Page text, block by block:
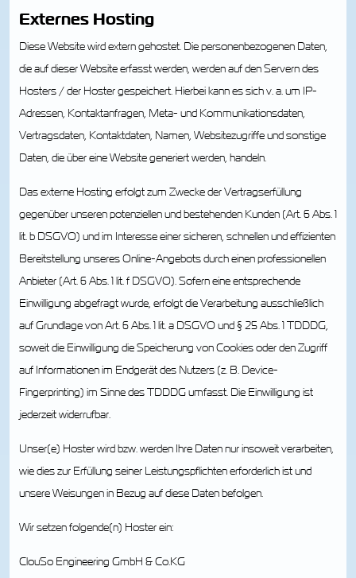
Externes Hosting
Diese Website wird extern gehostet. Die personenbezogenen Daten,
die auf dieser Website erfasst werden, werden auf den Servern des
Hosters / der Hoster gespeichert. Hierbei kann es sich v. a. um IP-
Adressen, Kontaktanfragen, Meta- und Kommunikationsdaten,
Vertragsdaten, Kontaktdaten, Namen, Websitezugriffe und sonstige
Daten, die über eine Website generiert werden, handeln.
Das externe Hosting erfolgt zum Zwecke der Vertragserfüllung
gegenüber unseren potenziellen und bestehenden Kunden (Art. 6 Abs. 1
lit. b DSGVO) und im Interesse einer sicheren, schnellen und effizienten
Bereitstellung unseres Online-Angebots durch einen professionellen
Anbieter (Art. 6 Abs. 1 lit. f DSGVO). Sofern eine entsprechende
Einwilligung abgefragt wurde, erfolgt die Verarbeitung ausschließlich
auf Grundlage von Art. 6 Abs. 1 lit. a DSGVO und § 25 Abs. 1 TDDDG,
soweit die Einwilligung die Speicherung von Cookies oder den Zugriff
auf Informationen im Endgerät des Nutzers (z. B. Device-
Fingerprinting) im Sinne des TDDDG umfasst. Die Einwilligung ist
jederzeit widerrufbar.
Unser(e) Hoster wird bzw. werden Ihre Daten nur insoweit verarbeiten,
wie dies zur Erfüllung seiner Leistungspflichten erforderlich ist und
unsere Weisungen in Bezug auf diese Daten befolgen.
Wir setzen folgende(n) Hoster ein:
ClouSo Engineering GmbH & Co.KG